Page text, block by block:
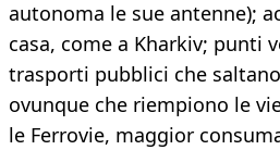
autonoma le sue antenne);
casa, come a Kharkiv; punti
trasporti pubblici che
ovunque che riempiono le
le Ferrovie, maggior